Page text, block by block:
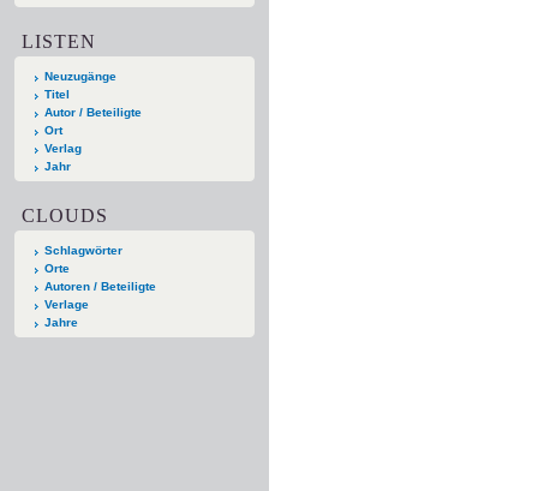
LISTEN
Neuzugänge
Titel
Autor / Beteiligte
Ort
Verlag
Jahr
CLOUDS
Schlagwörter
Orte
Autoren / Beteiligte
Verlage
Jahre